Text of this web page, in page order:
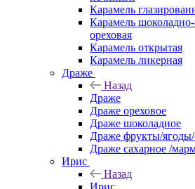
Карамель
Карамель
ореховая
Карамель открытая
Карамель ликерная
Драже
Назад
Драже
Драже ореховое
Драже шоколадное
Драже фрукты/ягоды/
Драже сахарное /
Ирис
Назад
Ирис